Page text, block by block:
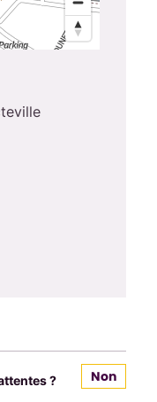
? Non